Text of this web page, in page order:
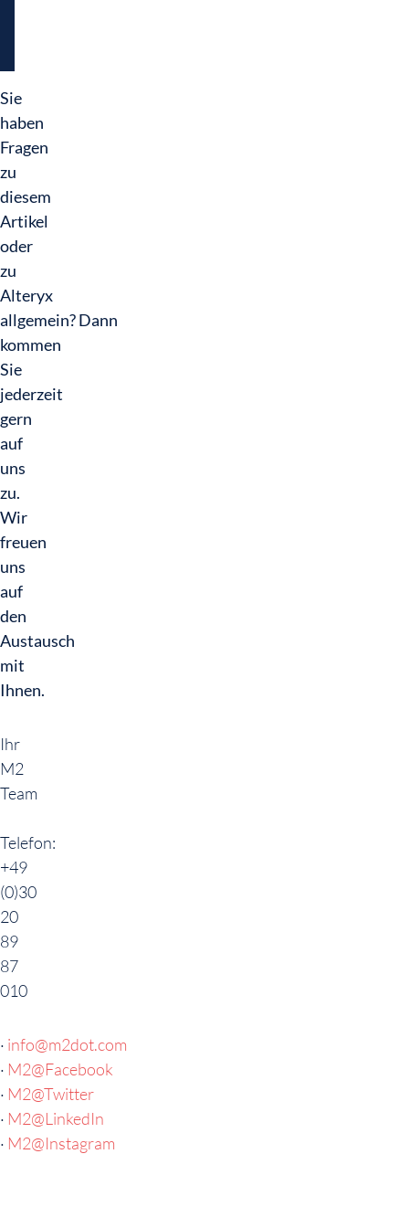
Sie
haben
Fragen
zu
diesem
Artikel
oder
zu
Alteryx
allgemein? Dann
kommen
Sie
jederzeit
gern
auf
uns
zu.
Wir
freuen
uns
auf
den
Austausch
mit
Ihnen.
Ihr
M2
Team
Telefon:
+49
(0)30
20
89
87
010
· info@m2dot.com
· M2@Facebook
· M2@Twitter
· M2@LinkedIn
· M2@Instagram